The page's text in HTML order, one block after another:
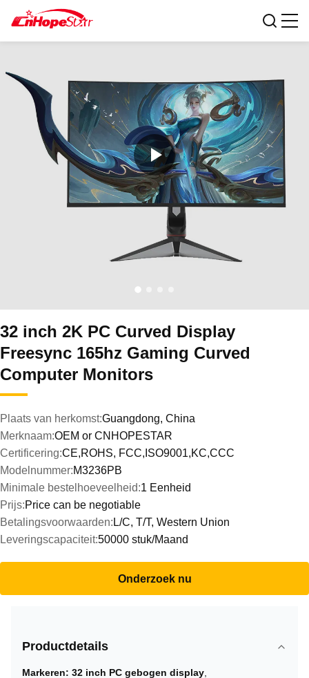
32 inch 2K PC Curved Display
Freesync 165hz Gaming Curved
Computer Monitors
Plaats van herkomst:Guangdong, China
Merknaam:OEM or CNHOPESTAR
Certificering:CE,ROHS, FCC,ISO9001,KC,CCC
Modelnummer:M3236PB
Minimale bestelhoeveelheid:1 Eenheid
Prijs:Price can be negotiable
Betalingsvoorwaarden: L/C, T/T, Western Union
Leveringscapaciteit:50000 stuk/Maand
Onderzoek nu
Productdetails
Markeren: 32 inch PC gebogen display